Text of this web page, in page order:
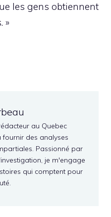
les gens obtiennent
»
au Quebec
fournir des analyses
Passionné par
je m'engage
qui comptent pour